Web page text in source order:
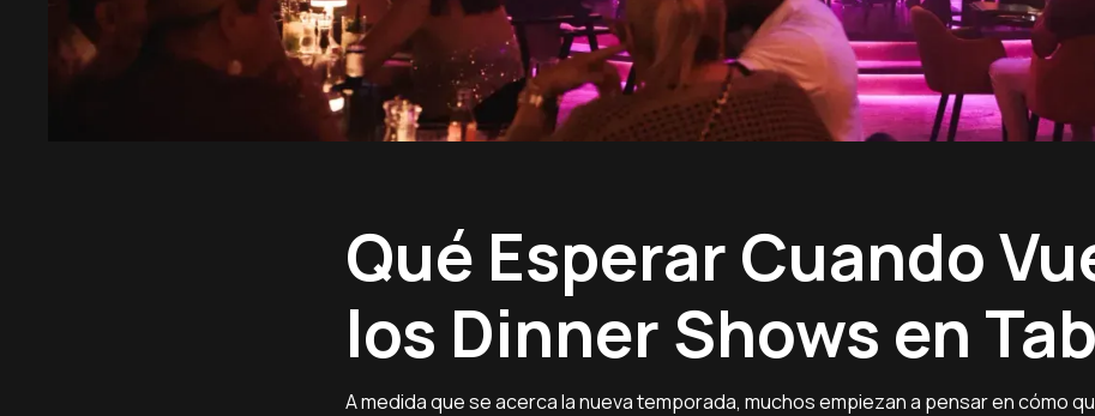
Qué Esperar Cuando
los Dinner Shows en
A medida que se acerca la nueva temporada, muchos empiezan a pensar en cómo